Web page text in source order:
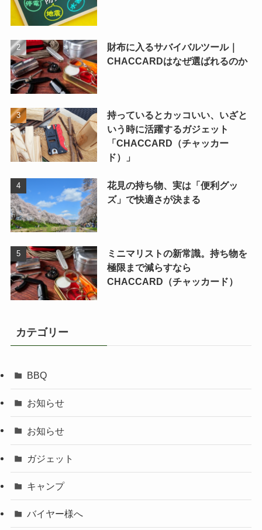
財布に入るサバイバルツール｜
CHACCARDはなぜ選ばれるのか
持っているとカッコいい、いざと
いう時に活躍するガジェット
「CHACCARD（チャッカー
ド）」
花見の持ち物、実は「便利グッ
ズ」で快適さが決まる
ミニマリストの新常識。持ち物を
極限まで減らすなら
CHACCARD（チャッカード）
カテゴリー
BBQ
お知らせ
お知らせ
ガジェット
キャンプ
バイヤー様へ